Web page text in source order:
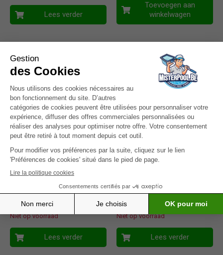
Lees verder
Toevoegen aan
winkelwagen
Elektrische
zwembadrobot – Dolphin
Z1B
1.329,00€ (incl. btw)
Volledige dekking van het hele
zwembad dankzij het
en de waterlijn
Niet op voorraad
Lees verder
Elektrische robot –
Dolphin Zenit 20
1.813,00€ (incl. btw)
eenvoudig transport en opslag
van de robot
MyDolphin™ Plus-app
Niet op voorraad
Lees verder